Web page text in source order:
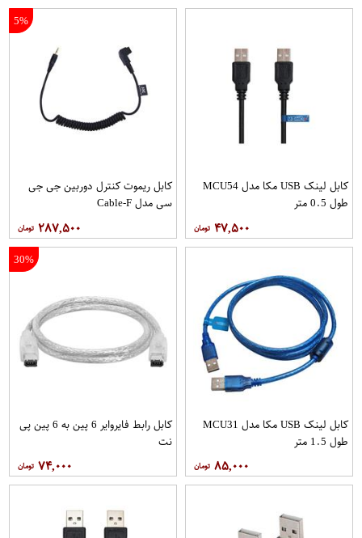
کابل لینک USB مکا مدل MCU54
طول 0.5 متر
۴۷,۵۰۰
5%
کابل ریموت کنترل دوربین جی جی
سی مدل Cable-F
۲۸۷,۵۰۰
کابل لینک USB مکا مدل MCU31
طول 1.5 متر
۸۵,۰۰۰
30%
کابل رابط فایروایر 6 پین به 6 پین پی
۷۴,۰۰۰